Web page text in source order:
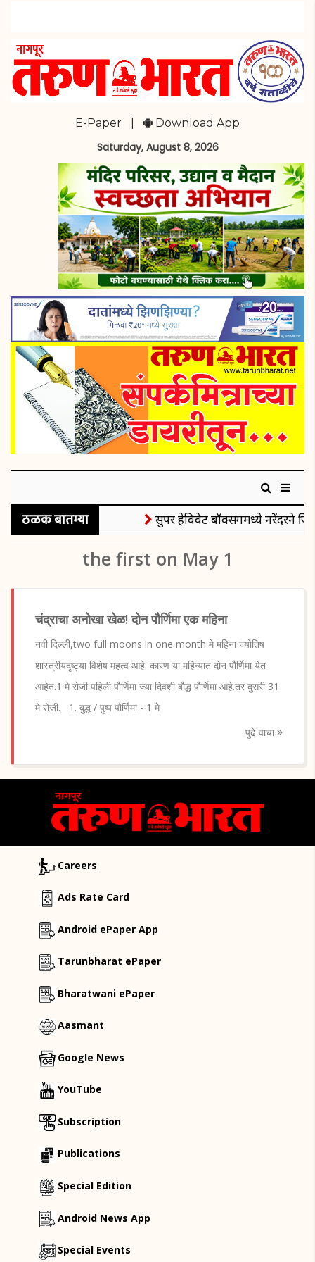
E-Paper Download App
Saturday, August 8, 2026
ठळक बातम्या सुपर हेविवेट बॉक्सिंगमध्ये नरेंदरने
the first on May 1
चंद्राचा अनोखा खेळ! दोन पौर्णिमा एक महिना
नवी दिल्ली,two full moons in one month मे महिना ज्योतिष
शास्त्रीयदृष्ट्या विशेष महत्व आहे. कारण या महिन्यात दोन पौर्णिमा येत
आहेत.1 मे रोजी पहिली पौर्णिमा ज्या दिवशी बौद्ध पौर्णिमा आहे.तर दुसरी 31
मे रोजी. 1. बुद्ध / पुष्प पौर्णिमा - 1 मे
पुढे वाचा
Careers
Ads Rate Card
Android ePaper App
Tarunbharat ePaper
Bharatwani ePaper
Aasmant
Google News
YouTube
Subscription
Publications
Special Edition
Android News App
Special Events